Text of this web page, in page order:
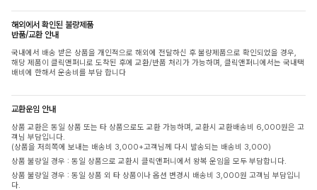
해외에서 확인된 불량제품
반품/교환 안내
국내에서 배송 받은 상품을 개인적으로 해외에 전달하신 후 불량제품으로 확인되었을 경우,
해당 제품이 클릭앤퍼니로 도착된 후에 교환/반품 처리가 가능하며, 클릭앤퍼니에서는 국내택
배비에 한해서 운송비를 부담 합니다
교환운임 안내
상품 교환은 동일 상품 또는 타 상품으로도 교환 가능하며, 교환시 교환배송비 6,000원은 고
객님 부담입니다.
(상품을 저희쪽에 보내는 배송비 3,000+고객님께 다시 발송되는 배송비 3,000)
상품 불량일 경우 : 동일 상품으로 교환시 클릭앤퍼니에서 왕복 운임을 모두 부담합니다.
상품 불량일 경우 : 동일 상품 외 타 상품이나 옵션 변경시 배송비 3,000원 고객님 부담입니
다.